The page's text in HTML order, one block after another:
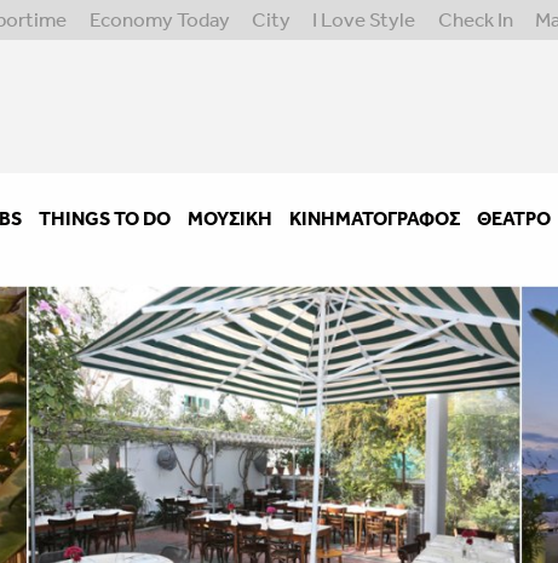
Economy Today City I Love Style Check In
THINGS TO DO ΜΟΥΣΙΚΉ ΚΙΝΗΜΑΤΟΓΡΆΦΟΣ ΘΈΑΤΡΟ